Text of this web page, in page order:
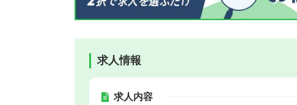
求人情報
求人内容